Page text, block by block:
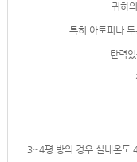
귀하
특히 아토피나
탄력
3~4평 방의 경우 실내온도